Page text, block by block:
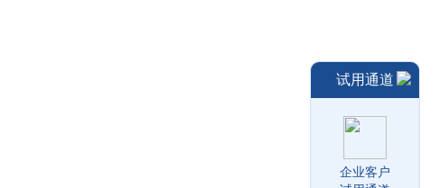
试用通道
企业客户